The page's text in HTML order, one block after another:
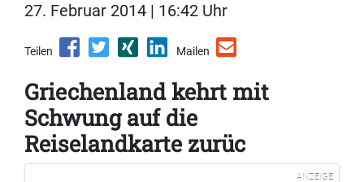
27. Februar 2014 | 16:42 Uhr
Teilen Mailen
Griechenland kehrt mit
Schwung auf die
Reiselandkarte zurüc
ANZEIGE